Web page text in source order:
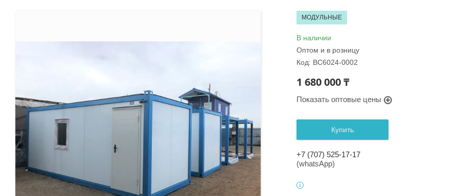
МОДУЛЬНЫЕ
В наличии
Оптом и в розницу
Код: BC6024-0002
1 680 000 ₸
Показать оптовые цены
Купить
+7 (707) 525-17-17
(whatsApp)